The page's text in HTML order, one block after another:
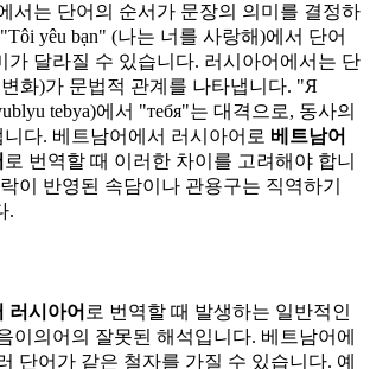
서는 단어의 순서가 문장의 의미를 결정하
yêu bạn" (나는 너를 사랑해)에서 단어
가 달라질 수 있습니다. 러시아어에서는 단
화)가 문법적 관계를 나타냅니다. "Я
tebya)에서 "тебя"는 대격으로, 동사의
다. 베트남어에서 러시아어로 베트남어
로 번역할 때 이러한 차이를 고려해야 합니
이 반영된 속담이나 관용구는 직역하기
.
러시아어 로 번역할 때 발생하는 일반적인
이의어의 잘못된 해석입니다. 베트남어에
단어가 같은 철자를 가질 수 있습니다. 예